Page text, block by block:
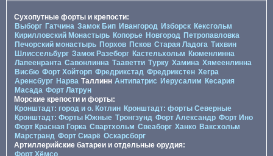
Сухопутные форты и крепости:
Выборг Гатчина Замок Бип Ивангород Изборск Кексгольм
Кирилловский Монастырь Копорье Новгород Петропавловка
Печорcкий монастырь Порхов Псков Старая Ладога Тихвин
Шлиссельбург Замок Разеборг Кастельхольм Кюменлинна
Лапеенранта Савонлинна Тааветти Турку Хамина Хямеенлинна
Висбю Форт Хойторп Фредрикстад Фредрикстен Хегра
Аренсбург Нарва Таллинн Антипатрис Иерусалим Кесария
Масада Форт Латрун
Морские крепости и форты:
Кронштадт: город и о. Котлин Кронштадт: форты Северные
Кронштадт: Форты Южные Тронгзунд Форт Александр Форт Ино
Форт Красная Горка Свартхольм Свеаборг Ханко Ваксхольм
Марстранд Форт Сиарё Оскарсборг
Артиллерийские батареи и отдельные орудия: